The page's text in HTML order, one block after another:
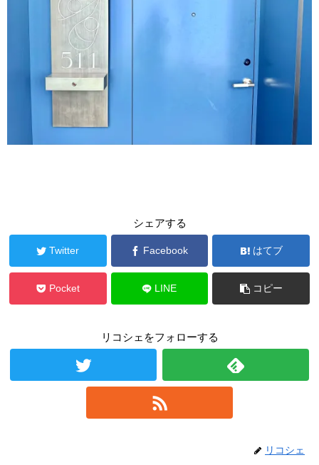
シェアする
Twitter Facebook はてブ
Pocket LINE コピー
リコシェをフォローする
リコシェ